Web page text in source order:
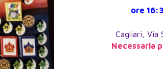
ore
Cagliari, Via
Necessaria